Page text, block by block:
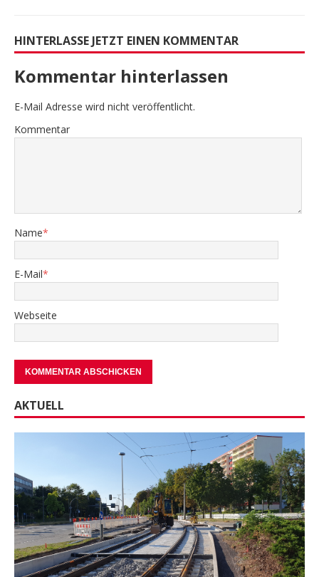
HINTERLASSE JETZT EINEN KOMMENTAR
Kommentar hinterlassen
E-Mail Adresse wird nicht veröffentlicht.
Kommentar
Name*
E-Mail*
Webseite
AKTUELL